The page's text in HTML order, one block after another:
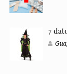
7